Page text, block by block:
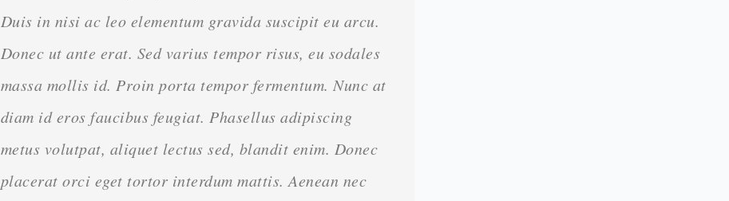
Duis in nisi ac leo elementum gravida suscipit eu arcu.
Donec ut ante erat. Sed varius tempor risus, eu sodales
massa mollis id. Proin porta tempor fermentum. Nunc at
diam id eros faucibus feugiat. Phasellus adipiscing
metus volutpat, aliquet lectus sed, blandit enim. Donec
placerat orci eget tortor interdum mattis. Aenean nec